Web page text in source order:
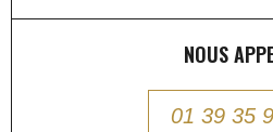
NOUS
01 39 35